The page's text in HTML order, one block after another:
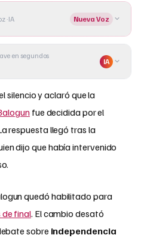
· IA Nueva Voz
en segundos
IA
silencio y aclaró que la
fue decidida por el
respuesta llegó tras la
dijo que había intervenido
quedó habilitado para
final. El cambio desató
sobre independencia